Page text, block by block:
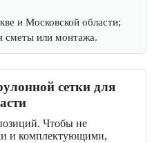
и Московской области;
сметы или монтажа.
сетки для
Чтобы не
и комплектующими,